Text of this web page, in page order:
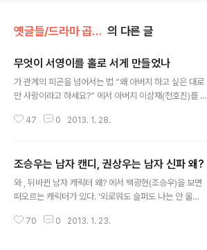
옛글들/드라마 곱씹기 의 다른 글
무엇이 서영이를 홀로 서게 만들었나
가 관계의 피곤을 넘어서는 법 “왜 아버지 하고 싶은 대로
만 사랑이라고 하세요?” 에서 아버지 이삼재(천호진)를 다
영이를 잊지 못하고 그 주변을 빙빙 돌며 심지어 딸의 남편
라는 것을 알지만 바로 그 사랑 때문에 모든 게 들통 나고
결국 강우재와 헤어질 수밖에 없게 되었기 때문이다. “늘
아버지 행동이 자식들 위할 거라는 착각 이제 제발 그만 좀
을 위해 돈을 벌겠다는 미명하에 했던 무모한 사업으로 오
47 0 2013. 1. 28.
조승우는 남자 캔디, 권상우는 남자 신파 왜?
와 , 뒤바뀐 남자 캐릭터 왜? 에서 백광현(조승우)을 보면
떠오르는 캐릭터가 있다. ‘외로워도 슬퍼도 나는 안 울
마의로서 자라오지만 그가 힘겨운 시간들을 버텨낼 수 있
70 0 2013. 1. 23.